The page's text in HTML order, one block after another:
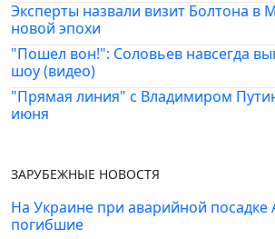
Эксперты назвали визит Болтона в
новой эпохи
"Пошел вон!": Соловьев навсегда
шоу (видео)
"Прямая линия" с Владимиром
июня
ЗАРУБЕЖНЫЕ НОВОСТЯ
На Украине при аварийной посадке
погибшие